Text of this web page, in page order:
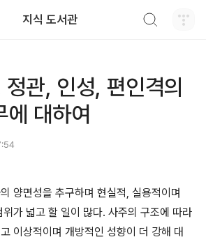
지식 도서관
관, 인성, 편인격의
대하여
양면성을 추구하며 현실적, 실용적이며
가 넓고 할 일이 많다. 사주의 구조에 따라
이상적이며 개방적인 성향이 더 강해 대